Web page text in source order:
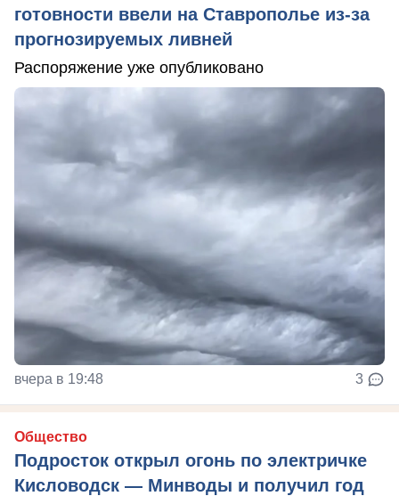
готовности ввели на Ставрополье из-за
прогнозируемых ливней
Распоряжение уже опубликовано
вчера в 19:48 3
Общество
Подросток открыл огонь по электричке
Кисловодск — Минводы и получил год